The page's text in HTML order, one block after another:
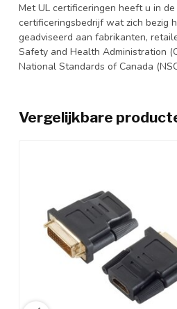
Met UL certificeringen heeft u in
certificeringsbedrijf wat zich bezig
geadviseerd aan fabrikanten,
Safety and Health Administration
National Standards of Canada
Vergelijkbare